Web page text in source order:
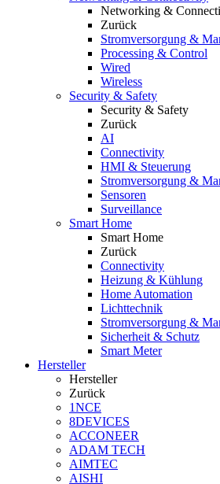
Networking &
Zurück
Stromversorgung &
Processing & Control
Wired
Wireless
Security & Safety
Security & Safety
Zurück
AI
Connectivity
HMI & Steuerung
Stromversorgung &
Sensoren
Surveillance
Smart Home
Smart Home
Zurück
Connectivity
Heizung & Kühlung
Home Automation
Lichttechnik
Stromversorgung &
Sicherheit & Schutz
Smart Meter
Hersteller
Hersteller
Zurück
1NCE
8DEVICES
ACCONEER
ADAM TECH
AIMTEC
AISHI